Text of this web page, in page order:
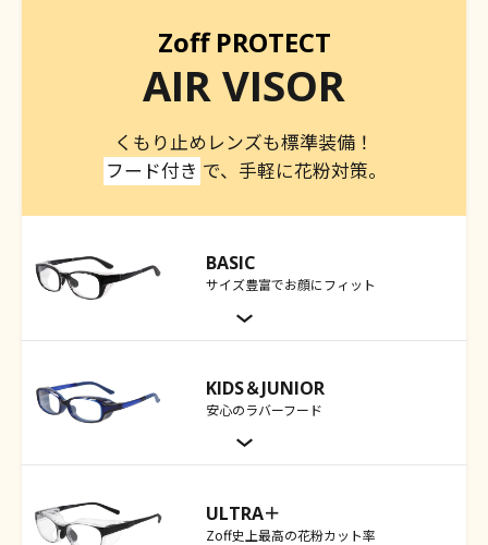
Zoff PROTECT
AIR VISOR
くもり止めレンズも標準装備！
フード付き で、手軽に花粉対策。
BASIC
サイズ豊富でお顔にフィット
KIDS＆JUNIOR
安心のラバーフード
ULTRA＋
Zoff史上最高の花粉カット率